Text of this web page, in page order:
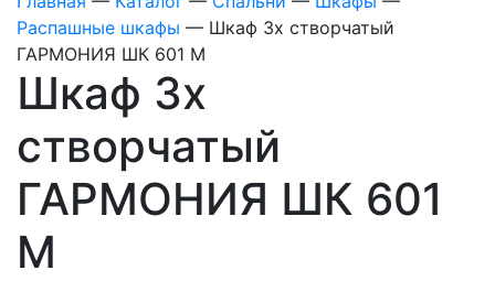
Распашные шкафы — Шкаф 3х створчатый
ГАРМОНИЯ ШК 601 М
Шкаф 3х
створчатый
ГАРМОНИЯ ШК 601
М